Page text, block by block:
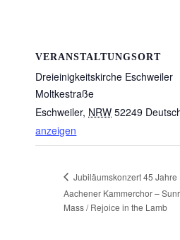
VERANSTALTUNGSORT
Dreieinigkeitskirche Eschweiler
Moltkestraße
Eschweiler, NRW 52249
anzeigen
Jubiläumskonzert 45 Jahre
Aachener Kammerchor –
Mass / Rejoice in the Lamb